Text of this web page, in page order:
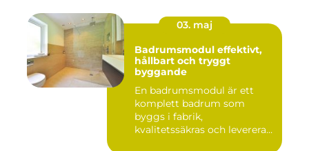
03. maj
Badrumsmodul effektivt,
hållbart och tryggt
byggande
En badrumsmodul är ett
komplett badrum som
byggs i fabrik,
kvalitetssäkras och levereras